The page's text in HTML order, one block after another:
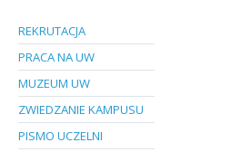
REKRUTACJA
PRACA NA UW
MUZEUM UW
ZWIEDZANIE KAMPUSU
PISMO UCZELNI